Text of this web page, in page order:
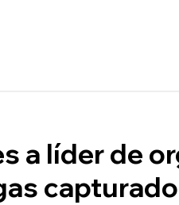
a líder de